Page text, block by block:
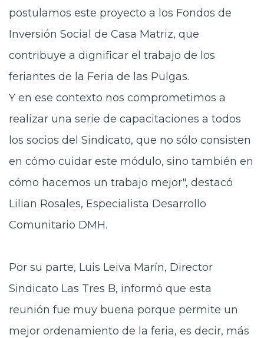
postulamos este proyecto a los Fondos de
Inversión Social de Casa Matriz, que
contribuye a dignificar el trabajo de los
feriantes de la Feria de las Pulgas.
Y en ese contexto nos comprometimos a
realizar una serie de capacitaciones a todos
los socios del Sindicato, que no sólo consisten
en cómo cuidar este módulo, sino también en
cómo hacemos un trabajo mejor", destacó
Lilian Rosales, Especialista Desarrollo
Comunitario DMH.
Por su parte, Luis Leiva Marín, Director
Sindicato Las Tres B, informó que esta
reunión fue muy buena porque permite un
mejor ordenamiento de la feria, es decir, más